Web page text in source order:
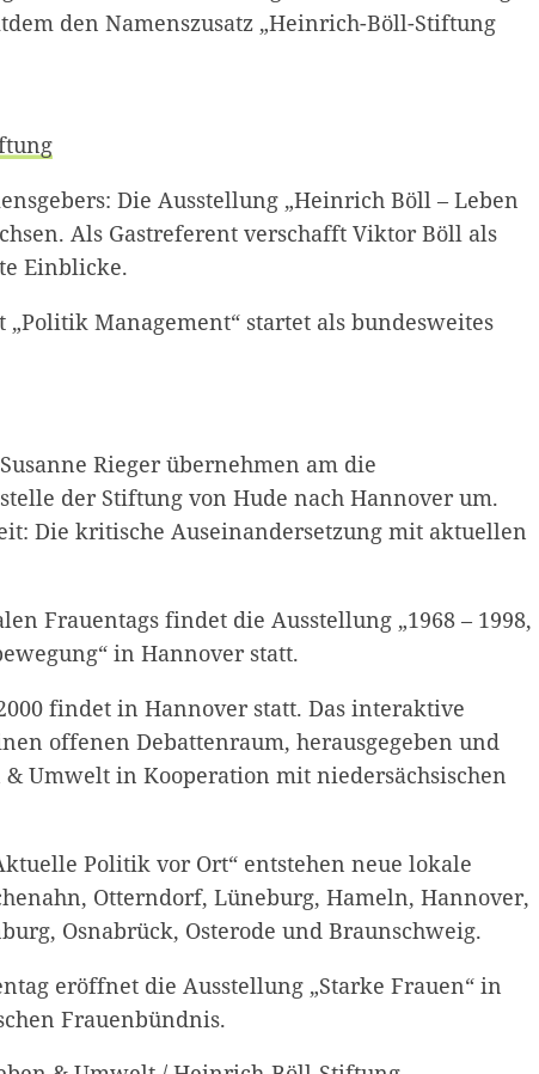
den Namenszusatz „Heinrich-Böll-Stiftung
Die Ausstellung „Heinrich Böll – Leben
Als Gastreferent verschafft Viktor Böll als
Einblicke.
Management“ startet als bundesweites
Rieger übernehmen am die
der Stiftung von Hude nach Hannover um.
Die kritische Auseinandersetzung mit aktuellen
Frauentags findet die Ausstellung „1968 – 1998,
in Hannover statt.
findet in Hannover statt. Das interaktive
offenen Debattenraum, herausgegeben und
Umwelt in Kooperation mit niedersächsischen
Politik vor Ort“ entstehen neue lokale
Otterndorf, Lüneburg, Hameln, Hannover,
Osnabrück, Osterode und Braunschweig.
eröffnet die Ausstellung „Starke Frauen“ in
Frauenbündnis.